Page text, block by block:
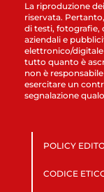
La riproduzione
riservata.
di testi, fotografie,
aziendali e
elettronico/
tutto quanto è
non è
esercitare un
segnalazione
POLICY
CODICE